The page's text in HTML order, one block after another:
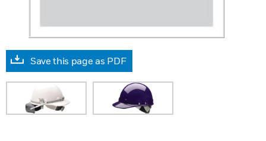
Save this page as PDF